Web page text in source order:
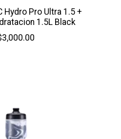
Hydro Pro Ultra 1.5 +
1.5L Black